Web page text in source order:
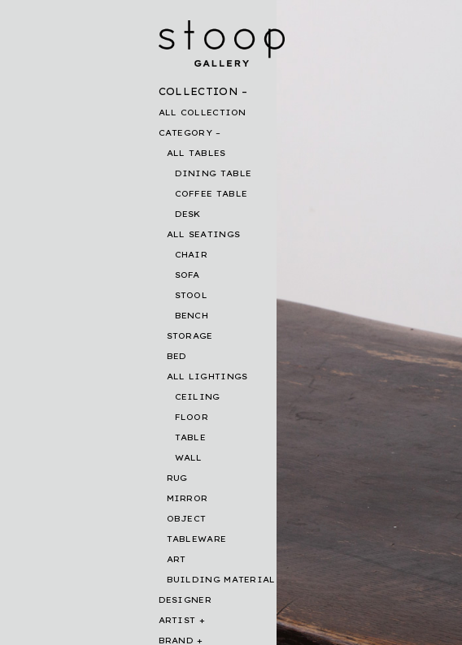
COLLECTION
ALL COLLECTION
CATEGORY
ALL TABLES
DINING TABLE
COFFEE TABLE
DESK
ALL SEATINGS
CHAIR
SOFA
STOOL
BENCH
STORAGE
BED
ALL LIGHTINGS
CEILING
FLOOR
TABLE
WALL
RUG
MIRROR
OBJECT
TABLEWARE
ART
BUILDING MATERIAL
DESIGNER
ARTIST
BRAND